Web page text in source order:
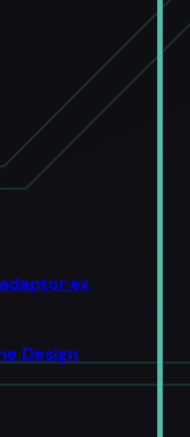
Design